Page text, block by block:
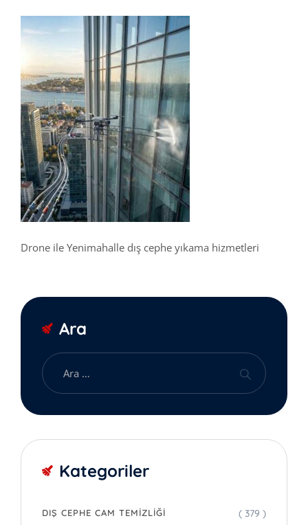
Drone ile Yenimahalle dış cephe yıkama hizmetleri
Ara
Kategoriler
DIŞ CEPHE CAM TEMIZLIĞI ( 379 )